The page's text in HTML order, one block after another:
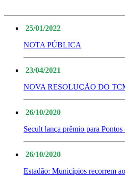
25/01/2022
NOTA PÚBLICA
23/04/2021
NOVA RESOLUÇÃO DO
26/10/2020
Secult lança prêmio para
26/10/2020
Estadão: Municípios recorrem